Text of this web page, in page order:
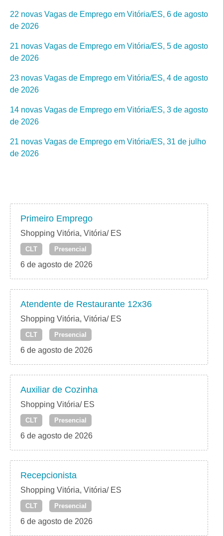
22 novas Vagas de Emprego em Vitória/ES, 6 de agosto
de 2026
21 novas Vagas de Emprego em Vitória/ES, 5 de agosto
de 2026
23 novas Vagas de Emprego em Vitória/ES, 4 de agosto
de 2026
14 novas Vagas de Emprego em Vitória/ES, 3 de agosto
de 2026
21 novas Vagas de Emprego em Vitória/ES, 31 de julho
de 2026
Primeiro Emprego
Shopping Vitória, Vitória/ ES
CLT Presencial
6 de agosto de 2026
Atendente de Restaurante 12x36
Shopping Vitória, Vitória/ ES
CLT Presencial
6 de agosto de 2026
Auxiliar de Cozinha
Shopping Vitória/ ES
CLT Presencial
6 de agosto de 2026
Recepcionista
Shopping Vitória, Vitória/ ES
CLT Presencial
6 de agosto de 2026